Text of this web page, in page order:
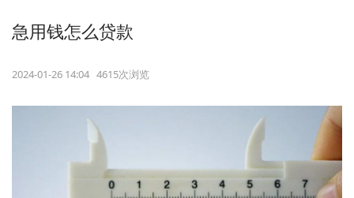
急用钱怎么贷款
2024-01-26 14:04 4615次浏览